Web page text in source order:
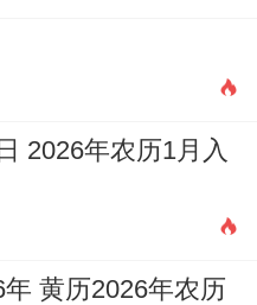
2026年农历1月入
黄历2026年农历